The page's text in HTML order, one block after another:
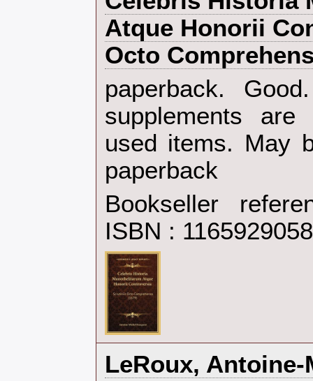
Atque Honorii
Octo
‎paperback.
supplements
used items. May
paperback‎
Bookseller
ISBN :
‎LeRoux, Antoine-